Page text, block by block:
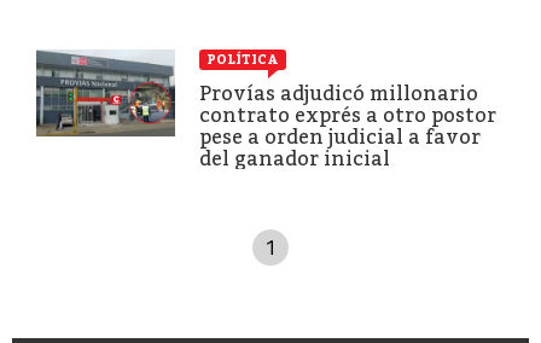
POLÍTICA
Provías adjudicó millonario
contrato exprés a otro postor
pese a orden judicial a favor
del ganador inicial
1